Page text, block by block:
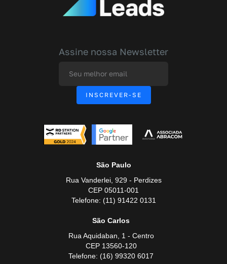
Assine nossa Newsletter
São Paulo
Rua Vanderlei, 929 - Perdizes
CEP 05011-001
Telefone: (11) 91422 0131
São Carlos
Rua Aquidaban, 1 - Centro
CEP 13560-120
Telefone: (16) 99320 6017